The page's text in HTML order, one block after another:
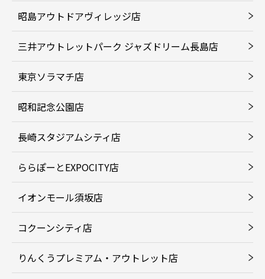
昭島アウトドアヴィレッジ店
三井アウトレットパーク ジャズドリーム長島店
東京ソラマチ店
昭和記念公園店
長崎スタジアムシティ店
ららぽーとEXPOCITY店
イオンモール須坂店
コクーンシティ店
りんくうプレミアム・アウトレット店